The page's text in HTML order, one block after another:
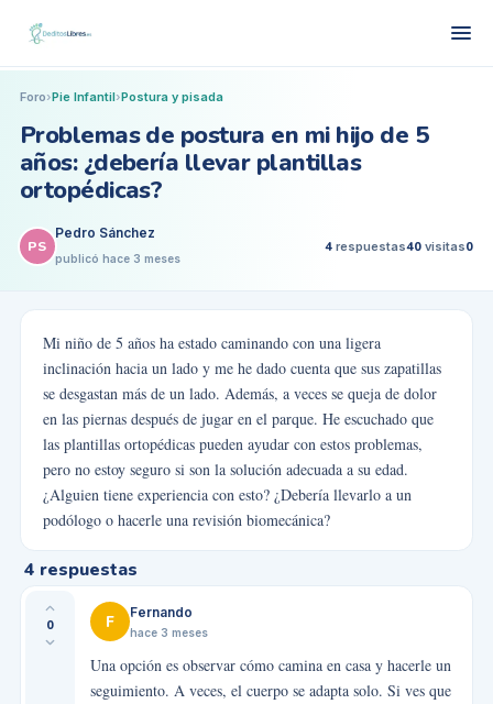
Foro›Pie Infantil›Postura y pisada
Problemas de postura en mi hijo de 5
años: ¿debería llevar plantillas
ortopédicas?
PS
Pedro Sánchez
publicó hace 3 meses
4 respuestas40 visitas0
Mi niño de 5 años ha estado caminando con una ligera
inclinación hacia un lado y me he dado cuenta que sus zapatillas
se desgastan más de un lado. Además, a veces se queja de dolor
en las piernas después de jugar en el parque. He escuchado que
las plantillas ortopédicas pueden ayudar con estos problemas,
pero no estoy seguro si son la solución adecuada a su edad.
¿Alguien tiene experiencia con esto? ¿Debería llevarlo a un
podólogo o hacerle una revisión biomecánica?
4 respuestas
0 F Fernando
hace 3 meses
Una opción es observar cómo camina en casa y hacerle un
seguimiento. A veces, el cuerpo se adapta solo. Si ves que